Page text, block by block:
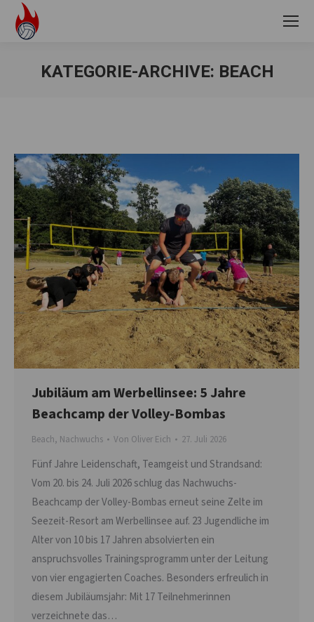
KATEGORIE-ARCHIVE: BEACH
Jubiläum am Werbellinsee: 5 Jahre
Beachcamp der Volley-Bombas
Beach, Nachwuchs Von Oliver Eich 27. Juli 2026
Fünf Jahre Leidenschaft, Teamgeist und Strandsand:
Vom 20. bis 24. Juli 2026 schlug das Nachwuchs-
Beachcamp der Volley-Bombas erneut seine Zelte im
Seezeit-Resort am Werbellinsee auf. 23 Jugendliche im
Alter von 10 bis 17 Jahren absolvierten ein
anspruchsvolles Trainingsprogramm unter der Leitung
von vier engagierten Coaches. Besonders erfreulich in
diesem Jubiläumsjahr: Mit 17 Teilnehmerinnen
verzeichnete das…